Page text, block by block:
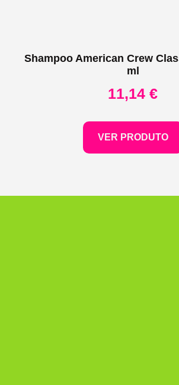
Shampoo American Crew
ml
11,14 €
VER PRODUTO